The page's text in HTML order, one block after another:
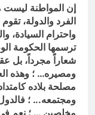
إن المواطنة ليست
الفرد والدولة،
واحترام السيادة،
ترسمها الحكومة
شعاراً مجرداً، بل
ومصيره… ؛ وهذه
مصلحة بلاده
ومجتمعه... ؛ ف